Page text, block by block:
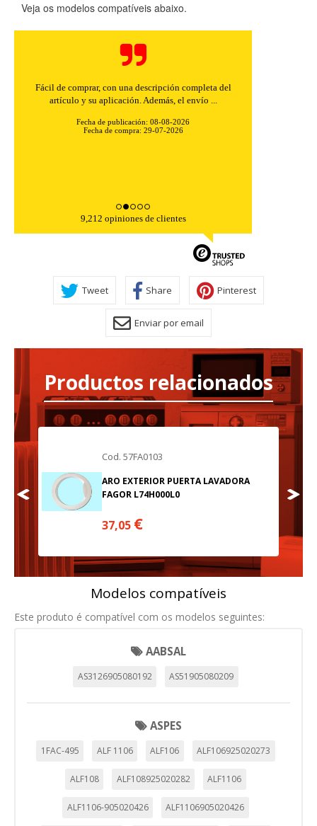
Veja os modelos compatíveis abaixo.
Fácil de comprar, con una descripción completa del
artículo y su aplicación. Además, el envío ...
Fecha de publicación: 08-08-2026
Fecha de compra: 29-07-2026
9,212 opiniones de clientes
Tweet Share Pinterest
Enviar por email
Productos relacionados
Cod. 57FA0103
ARO EXTERIOR PUERTA LAVADORA
FAGOR L74H000L0
37,05 €
Modelos compatíveis
Este produto é compatível com os modelos seguintes:
AABSAL
AS3126905080192 AS51905080209
ASPES
1FAC-495 ALF 1106 ALF106 ALF106925020273
ALF108 ALF108925020282 ALF1106
ALF1106-905020426 ALF1106905020426